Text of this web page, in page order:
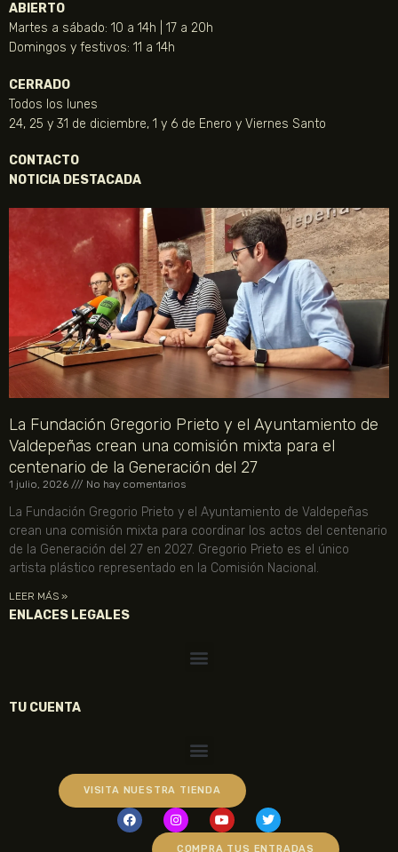
ABIERTO
Martes a sábado: 10 a 14h | 17 a 20h
Domingos y festivos: 11 a 14h
CERRADO
Todos los lunes
24, 25 y 31 de diciembre, 1 y 6 de Enero y Viernes Santo
CONTACTO
NOTICIA DESTACADA
La Fundación Gregorio Prieto y el Ayuntamiento de
Valdepeñas crean una comisión mixta para el
centenario de la Generación del 27
1 julio, 2026 No hay comentarios
La Fundación Gregorio Prieto y el Ayuntamiento de Valdepeñas
crean una comisión mixta para coordinar los actos del centenario
de la Generación del 27 en 2027. Gregorio Prieto es el único
artista plástico representado en la Comisión Nacional.
LEER MÁS »
ENLACES LEGALES
TU CUENTA
VISITA NUESTRA TIENDA
COMPRA TUS ENTRADAS